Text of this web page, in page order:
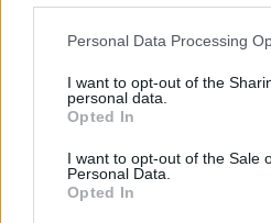
Personal Data Processing
I want to opt-out of the
personal data.
Opted In
I want to opt-out of the Sale
Personal Data.
Opted In